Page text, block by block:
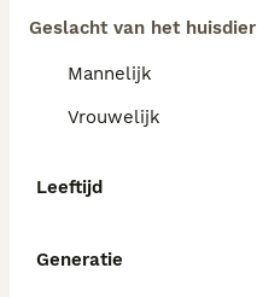
Geslacht van het huisdier
Mannelijk
Vrouwelijk
Leeftijd
Generatie